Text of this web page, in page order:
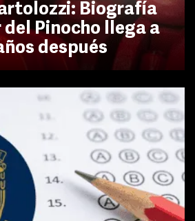
Biografía
Pinocho llega a
después